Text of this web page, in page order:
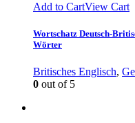
Add to CartView Cart
Wortschatz Deutsch-
Wörter
Britisches Englisch,
0 out of 5